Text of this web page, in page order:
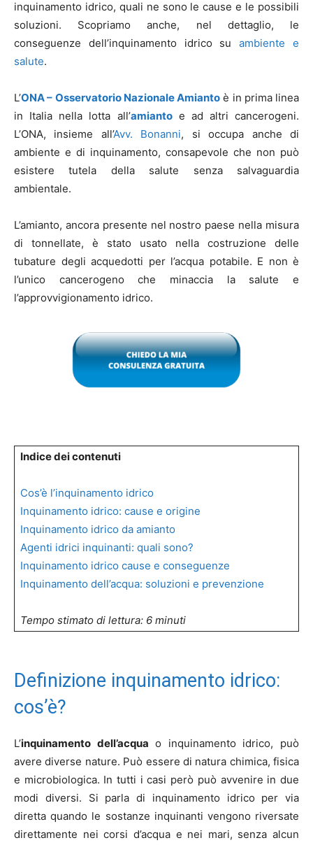
inquinamento idrico, quali ne sono le cause e le possibili
soluzioni. Scopriamo anche, nel dettaglio, le
conseguenze dell’inquinamento idrico suambiente e
salute.
L’ONA – Osservatorio Nazionale Amianto è in prima linea
in Italia nella lotta all’amiantoe ad altri cancerogeni.
L’ONA, insieme all’Avv. Bonanni, si occupa anche di
ambiente e di inquinamento, consapevole che non può
esistere tutela della salute senza salvaguardia
ambientale.
L’amianto, ancora presente nel nostro paese nella misura
di tonnellate, è stato usato nella costruzione delle
tubature degli acquedotti per l’acqua potabile. E non è
l’unico cancerogeno che minaccia la salute e
l’approvvigionamento idrico.
Indice dei contenuti
Cos’è l’inquinamento idrico
Inquinamento idrico: cause e origine
Inquinamento idrico da amianto
Agenti idrici inquinanti: quali sono?
Inquinamento idrico cause e conseguenze
Inquinamento dell’acqua: soluzioni e prevenzione
Tempo stimato di lettura: 6 minuti
Definizione inquinamento idrico:
cos’è?
L’inquinamento dell’acqua o inquinamento idrico, può
avere diverse nature. Può essere di natura chimica, fisica
e microbiologica. In tutti i casi però può avvenire in due
modi diversi. Si parla di inquinamento idrico per via
diretta quando le sostanze inquinanti vengono riversate
direttamente nei corsi d’acqua e nei mari, senza alcun